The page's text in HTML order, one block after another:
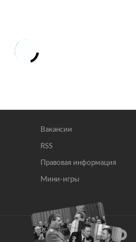
Вакансии
RSS
Правовая информация
Мини-игры